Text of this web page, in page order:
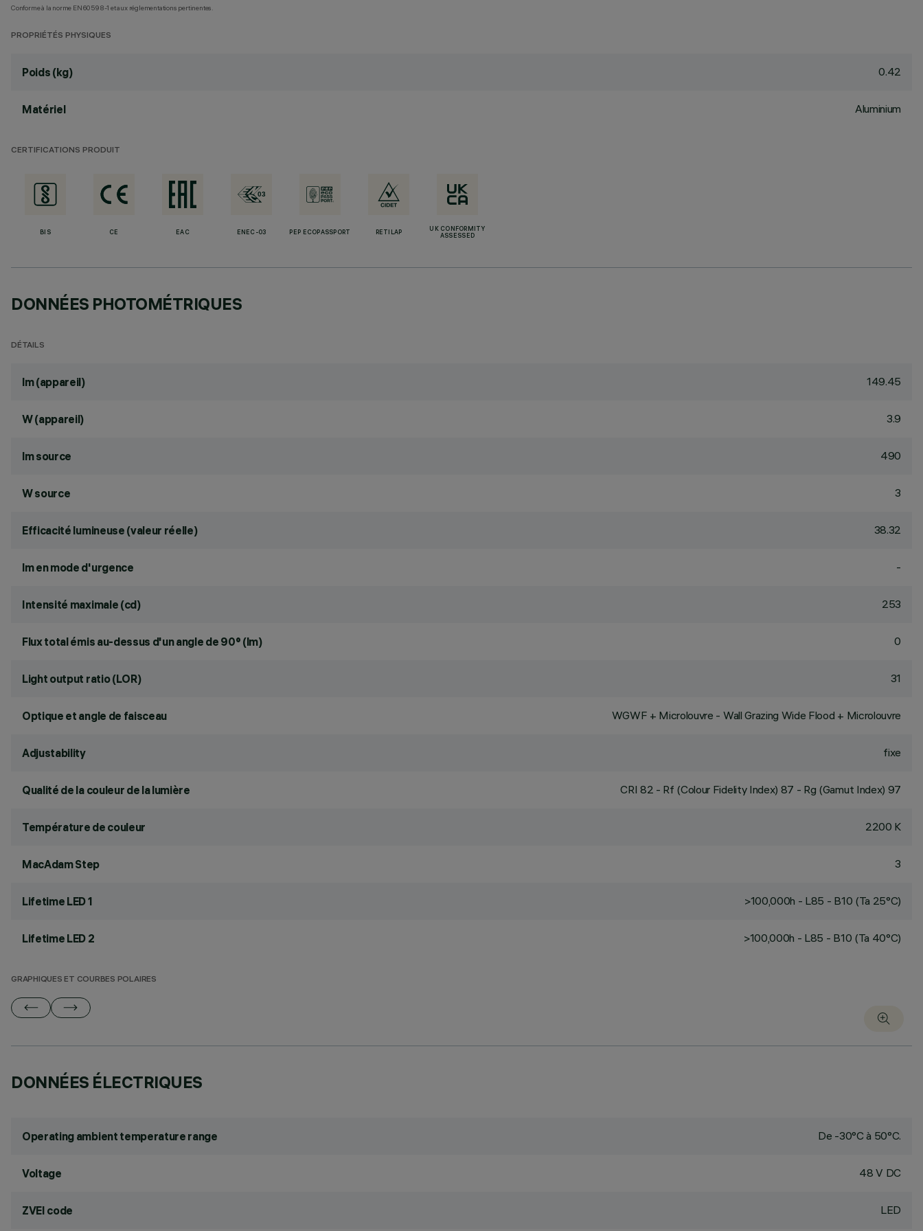
Conforme à la norme EN60598-1 et aux réglementations pertinentes.
PROPRIÉTÉS PHYSIQUES
Poids (kg) 0.42
Matériel Aluminium
CERTIFICATIONS PRODUIT
BIS CE EAC ENEC-03 PEP ECOPASSPORT RETILAP
UK CONFORMITY
ASSESSED
DONNÉES PHOTOMÉTRIQUES
DÉTAILS
lm (appareil) 149.45
W (appareil) 3.9
lm source 490
W source 3
Efficacité lumineuse (valeur réelle) 38.32
lm en mode d'urgence -
Intensité maximale (cd) 253
Flux total émis au-dessus d'un angle de 90° (lm) 0
Light output ratio (LOR) 31
Optique et angle de faisceau WGWF + Microlouvre - Wall Grazing Wide Flood + Microlouvre
Adjustability fixe
Qualité de la couleur de la lumière CRI 82 - Rf (Colour Fidelity Index) 87 - Rg (Gamut Index) 97
Température de couleur 2200 K
MacAdam Step 3
Lifetime LED 1 >100,000h - L85 - B10 (Ta 25°C)
Lifetime LED 2 >100,000h - L85 - B10 (Ta 40°C)
GRAPHIQUES ET COURBES POLAIRES
DONNÉES ÉLECTRIQUES
Operating ambient temperature range De -30°C à 50°C.
Voltage 48 V DC
ZVEI code LED